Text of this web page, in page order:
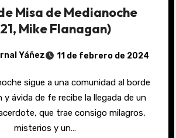
Misa de Medianoche
Mike Flanagan)
Yáñez 11 de febrero de 2024
y ávida de fe recibe la llegada de un
que trae consigo milagros,
misterios y un…